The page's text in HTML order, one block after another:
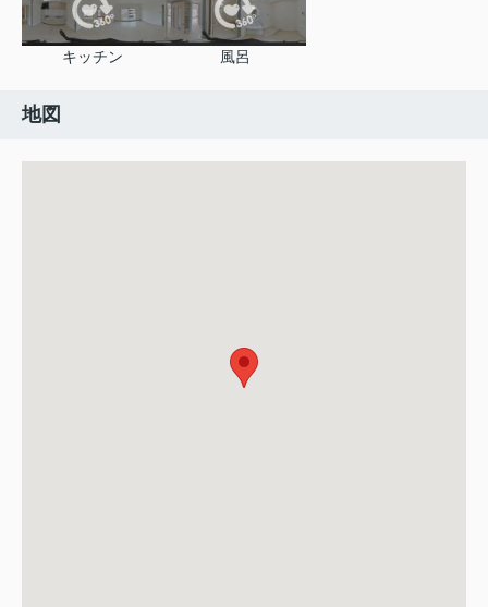
キッチン 風呂
地図